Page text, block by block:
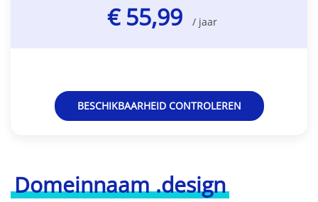
Domeinnaam .design
€ 55,99 / jaar
BESCHIKBAARHEID CONTROLEREN